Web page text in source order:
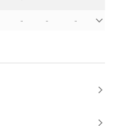
- - -